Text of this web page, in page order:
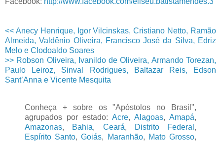
<< Anecy Henrique, Igor Vilcinskas, Cristiano Netto, Ramão
Almeida, Valdênio Oliveira, Francisco José da Silva, Edriz
Melo e Clodoaldo Soares
>> Robson Oliveira, Ivanildo de Oliveira, Armando Torezan,
Paulo Leiroz, Sinval Rodrigues, Baltazar Reis, Edson
Sant’Anna e Vicente Mesquita
Conheça + sobre os "Apóstolos no Brasil",
agrupados por estado: Acre, Alagoas, Amapá,
Amazonas, Bahia, Ceará, Distrito Federal ,
Espírito Santo,Goiás, Maranhão, Mato Grosso,